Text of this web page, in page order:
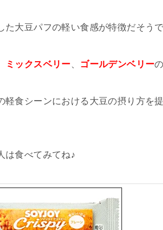
た大豆パフの軽い食感が特徴だそう
ミックスベリー、 ゴールデンベリー
軽食シーンにおける大豆の摂り方を
は食べてみてね♪